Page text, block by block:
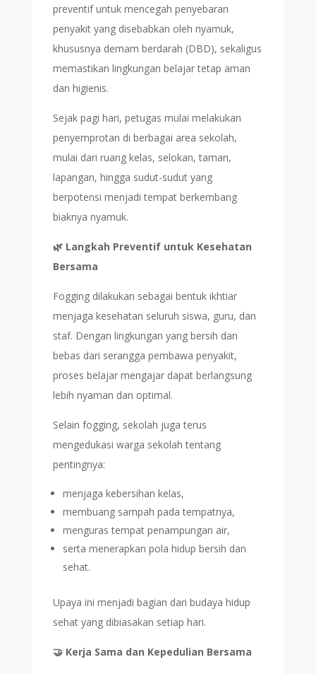
preventif untuk mencegah penyebaran
penyakit yang disebabkan oleh nyamuk,
khususnya demam berdarah (DBD), sekaligus
memastikan lingkungan belajar tetap aman
dan higienis.
Sejak pagi hari, petugas mulai melakukan
penyemprotan di berbagai area sekolah,
mulai dari ruang kelas, selokan, taman,
lapangan, hingga sudut-sudut yang
berpotensi menjadi tempat berkembang
biaknya nyamuk.
🌿 Langkah Preventif untuk Kesehatan
Bersama
Fogging dilakukan sebagai bentuk ikhtiar
menjaga kesehatan seluruh siswa, guru, dan
staf. Dengan lingkungan yang bersih dan
bebas dari serangga pembawa penyakit,
proses belajar mengajar dapat berlangsung
lebih nyaman dan optimal.
Selain fogging, sekolah juga terus
mengedukasi warga sekolah tentang
pentingnya:
menjaga kebersihan kelas,
membuang sampah pada tempatnya,
menguras tempat penampungan air,
serta menerapkan pola hidup bersih dan
sehat.
Upaya ini menjadi bagian dari budaya hidup
sehat yang dibiasakan setiap hari.
🤝 Kerja Sama dan Kepedulian Bersama